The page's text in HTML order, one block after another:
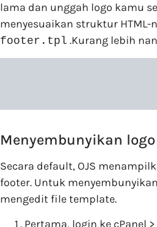
lama dan unggah logo kamu
menyesuaikan struktur HTML-
footer.tpl .Kurang lebih
Menyembunyikan logo
Secara default, OJS
footer. Untuk
mengedit file template.
Pertama, login ke cPanel